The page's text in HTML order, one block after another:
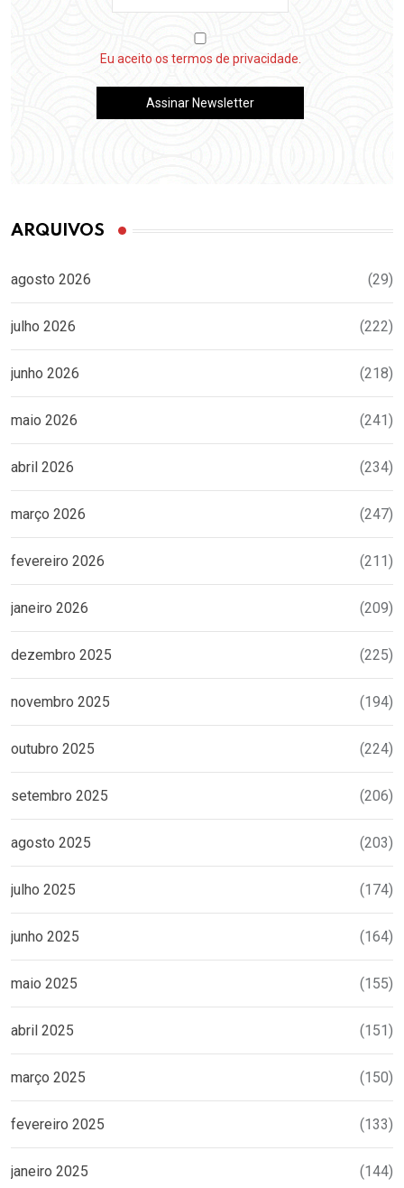
Eu aceito os termos de privacidade.
ARQUIVOS
agosto 2026 (29)
julho 2026 (222)
junho 2026 (218)
maio 2026 (241)
abril 2026 (234)
março 2026 (247)
fevereiro 2026 (211)
janeiro 2026 (209)
dezembro 2025 (225)
novembro 2025 (194)
outubro 2025 (224)
setembro 2025 (206)
agosto 2025 (203)
julho 2025 (174)
junho 2025 (164)
maio 2025 (155)
abril 2025 (151)
março 2025 (150)
fevereiro 2025 (133)
janeiro 2025 (144)